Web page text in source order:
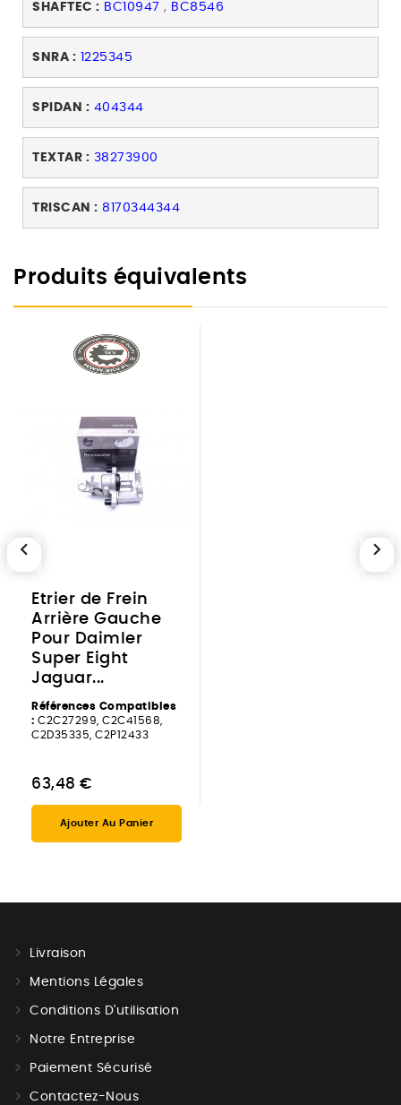
SHAFTEC : BC10947 , BC8546
SNRA : 1225345
SPIDAN : 404344
TEXTAR : 38273900
TRISCAN : 8170344344
Produits équivalents
Etrier de Frein
Arrière Gauche
Pour Daimler
Super Eight
Jaguar...
Références Compatibles
: C2C27299, C2C41568,
C2D35335, C2P12433
63,48 €
Ajouter Au Panier
chevron_left chevron_right
Livraison
Mentions Légales
Conditions D'utilisation
Notre Entreprise
Paiement Sécurisé
Contactez-Nous